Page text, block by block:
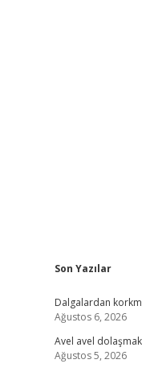
Son Yazılar
Dalgalardan
Ağustos 6, 2026
Avel avel
Ağustos 5, 2026